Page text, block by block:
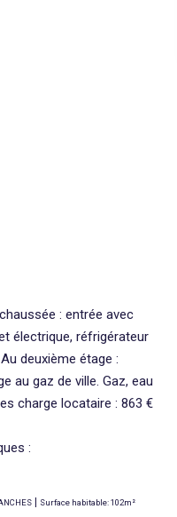
: entrée avec
électrique, réfrigérateur
deuxième étage :
au gaz de ville. Gaz, eau
charge locataire : 863 €
:
Surface habitable: 102m²